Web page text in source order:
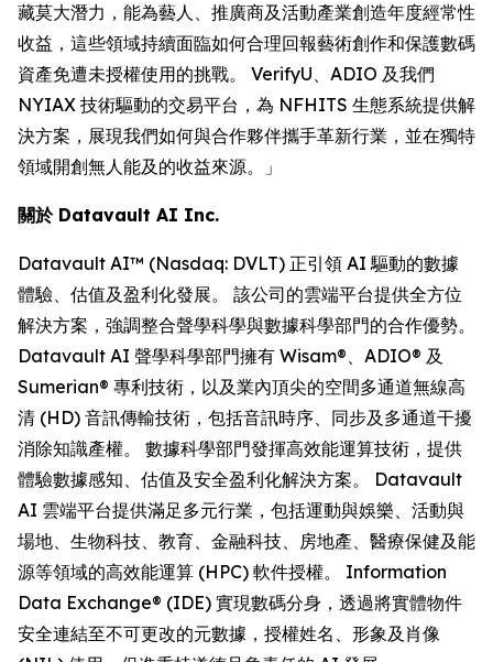
藏莫大潛力，能為藝人、推廣商及活動產業創造年度經常性
收益，這些領域持續面臨如何合理回報藝術創作和保護數碼
資產免遭未授權使用的挑戰。 VerifyU、ADIO 及我們
NYIAX 技術驅動的交易平台，為 NFHITS 生態系統提供解
決方案，展現我們如何與合作夥伴攜手革新行業，並在獨特
領域開創無人能及的收益來源。」
關於 Datavault AI Inc.
Datavault AI™ (Nasdaq: DVLT) 正引領 AI 驅動的數據
體驗、估值及盈利化發展。 該公司的雲端平台提供全方位
解決方案，強調整合聲學科學與數據科學部門的合作優勢。
Datavault AI 聲學科學部門擁有 Wisam®、ADIO® 及
Sumerian® 專利技術，以及業內頂尖的空間多通道無線高
清 (HD) 音訊傳輸技術，包括音訊時序、同步及多通道干擾
消除知識產權。 數據科學部門發揮高效能運算技術，提供
體驗數據感知、估值及安全盈利化解決方案。 Datavault
AI 雲端平台提供滿足多元行業，包括運動與娛樂、活動與
場地、生物科技、教育、金融科技、房地產、醫療保健及能
源等領域的高效能運算 (HPC) 軟件授權。 Information
Data Exchange® (IDE) 實現數碼分身，透過將實體物件
安全連結至不可更改的元數據，授權姓名、形象及肖像